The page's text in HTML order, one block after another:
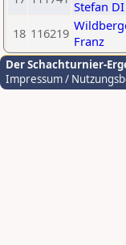
Stefan DI
18 116219 Franz
Der Schachturnier-
Impressum /